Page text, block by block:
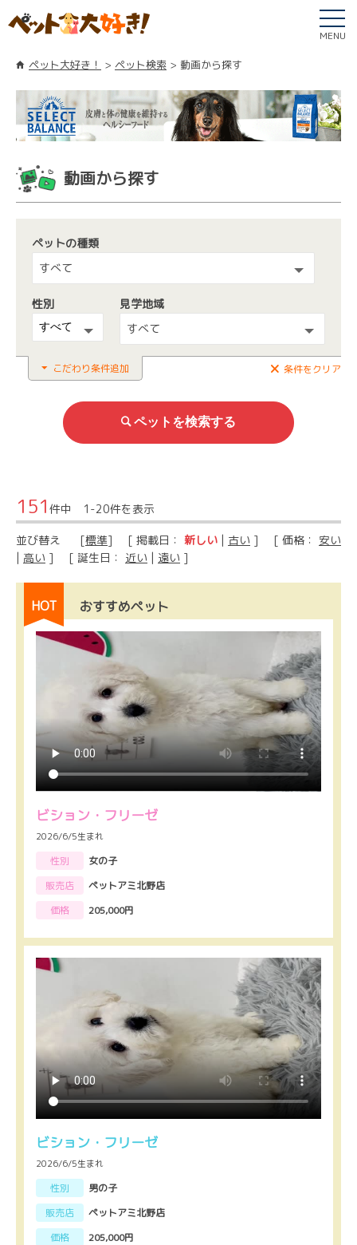
MENU
ペット大好き！ ペット検索 動画から探す
動画から探す
ペットの種類
すべて
性別
見学地域
すべて
こだわり条件追加 条件をクリア
151 件中 1-20件を表示
並び替え [標準] [ 掲載日： 新しい | 古い ] [ 価格： 安い
| 高い ] [ 誕生日： 近い | 遠い ]
HOT おすすめペット
ビション・フリーゼ
2026/6/5生まれ
性別
女の子
販売店
ペットアミ北野店
価格
205,000円
ビション・フリーゼ
2026/6/5生まれ
性別
男の子
販売店
ペットアミ北野店
価格
205,000円